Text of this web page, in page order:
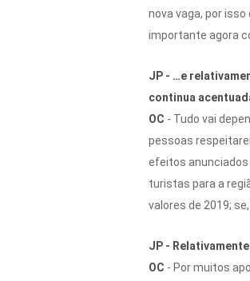
nova vaga, por
importante agora
JP - …e
continua
OC - Tudo vai
pessoas
efeitos anunciados
turistas para a
valores de 2019;
JP -
OC - Por muitos